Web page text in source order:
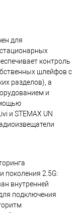
для
контроль
шлейфов с
разделов), а
и
и STEMAX UN
поколения 2.5G:
внутренней
подключения